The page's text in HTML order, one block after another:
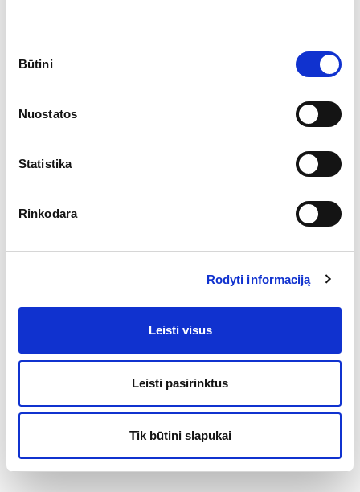
pasirinkimas
Būtini
Nuostatos
Statistika
Rinkodara
Rodyti informaciją
Leisti visus
Leisti pasirinktus
Tik būtini slapukai